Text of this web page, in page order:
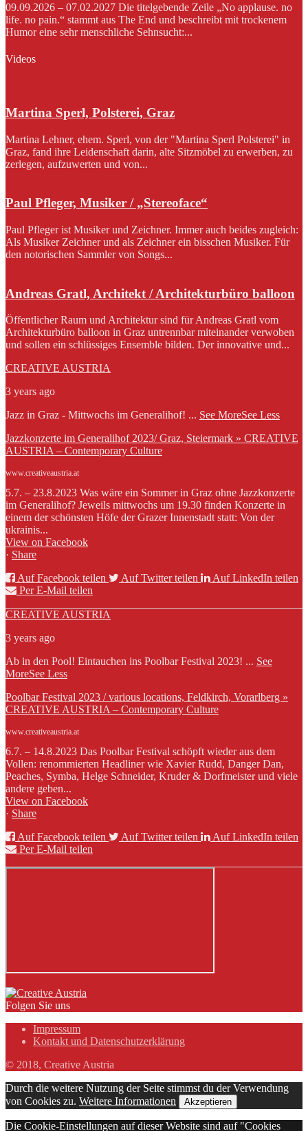
09.09.2026 – 07.02.2027 Die titelgebende Zeile „No applause. no
life. no pain.“ stammt aus The End und beschreibt mit trockenem
Humor eine sehr menschliche Sehnsucht:...
Videos
Martina Sperl, Polsterei, Graz
Martina Lehner, ehem. Sperl, von der "Martina Sperl Polsterei" in
Graz, fand ihre Leidenschaft darin, alte Sitzmöbel zu erwerben, zu
zerlegen, aufzuwerten und von...
Paul Pfleger, Musiker / „Stereoface“
Paul Pfleger ist Musiker und Zeichner. Immer auch beides zugleich:
Als Musiker Zeichner und als Zeichner ein bisschen Musiker. Für
den notorischen Sammler von Songs...
Andreas Gratl, Architekt / Architekturbüro balloon
Öffentlicher Raum und Architektur sind für Andreas Gratl vom
Architekturbüro balloon in Graz untrennbar miteinander verwoben
und sollen ein schlüssiges Ensemble bilden. Der innovative und...
CREATIVE AUSTRIA
3 years ago
Jazz in Graz - Mittwochs im Generalihof! ... See MoreSee Less
Jazzkonzerte im Generalihof 2023/ Graz, Steiermark » CREATIVE
AUSTRIA – Contemporary Culture
www.creativeaustria.at
5.7. – 23.8.2023 Was wäre ein Sommer in Graz ohne Jazzkonzerte
im Generalihof? Jeweils mittwochs um 19.30 finden Konzerte in
einem der schönsten Höfe der Grazer Innenstadt statt: Von der
ukrainis...
View on Facebook
· Share
Auf Facebook teilen
Auf Twitter teilen
Auf LinkedIn teilen
Per E-Mail teilen
CREATIVE AUSTRIA
3 years ago
Ab in den Pool! Eintauchen ins Poolbar Festival 2023! ... See
MoreSee Less
Poolbar Festival 2023 / various locations, Feldkirch, Vorarlberg »
CREATIVE AUSTRIA – Contemporary Culture
www.creativeaustria.at
6.7. – 14.8.2023 Das Poolbar Festival schöpft wieder aus dem
Vollen: renommierten Headliner wie Xavier Rudd, Danger Dan,
Peaches, Symba, Helge Schneider, Kruder & Dorfmeister und viele
andere geben...
View on Facebook
· Share
Auf Facebook teilen
Auf Twitter teilen
Auf LinkedIn teilen
Per E-Mail teilen
Folgen Sie uns
Impressum
Kontakt und Datenschutzerklärung
© 2018, Creative Austria
Durch die weitere Nutzung der Seite stimmst du der Verwendung
von Cookies zu. Weitere Informationen Akzeptieren
Die Cookie-Einstellungen auf dieser Website sind auf "Cookies